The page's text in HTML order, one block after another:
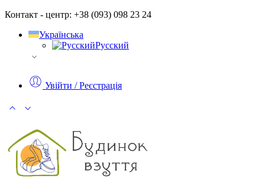
Контакт - центр: +38 (093) 098 23 24
Українська
Русский
Увійти / Реєстрація